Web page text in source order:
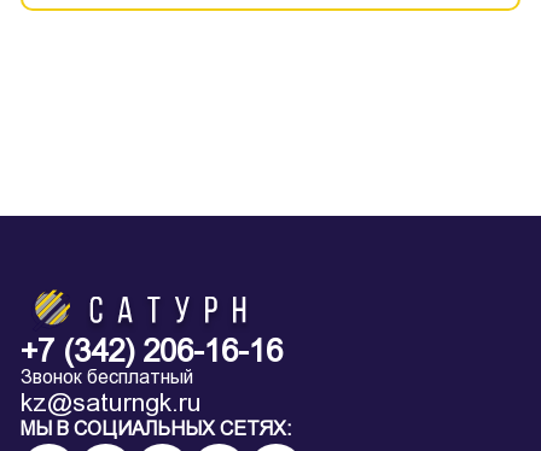
+7 (342) 206-16-16
Звонок бесплатный
kz@saturngk.ru
МЫ В СОЦИАЛЬНЫХ СЕТЯХ: